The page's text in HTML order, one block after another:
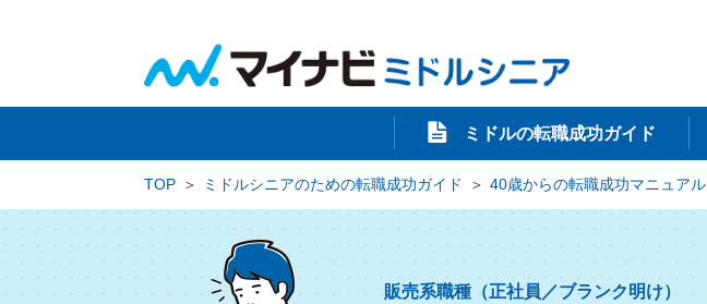
ミドルの転職成功ガイド
TOP ミドルシニアのための転職成功ガイド 40歳からの転職成功マニュアル
販売系職種（正社員／ブランク明け）